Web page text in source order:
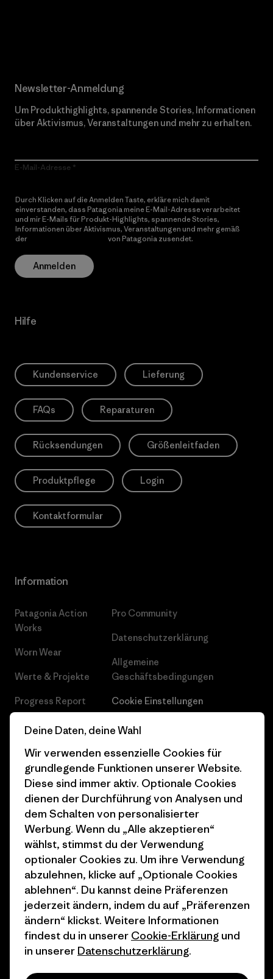
Newsletter-Anmeldung
Um Produkthighlights, spannende Stories, Informationen
über Aktivismus, Veranstaltungen und mehr zu erhalten.
E-Mail-Adresse
Durch Klicken auf die Anmelden Taste, erkläre mich damit
einverstanden, dass Patagonia meine E-Mail-Adresse verarbeitet
und mir E-Mails für Produkt-Highlights, spannende Stories,
Informationen über Aktivismus, Veranstaltungen und mehr gemäß
der
von Patagonia zusendet.
Anmelden
Hilfe
Kundenservice Lieferung
FAQs Reparaturen
Rücksendungen Größenleitfaden
Produktpflege Login
Kontaktformular
Information
Patagonia Action
Works
Worn Wear
Werte & Projekte
Progress Report
Business Unusual
Klimaziele
1% For The Planet
Wie wir finanzieren
Geschenkgutscheine
Stores in deiner
Nähe
Pro Community
Datenschutzerklärung
Allgemeine
Geschäftsbedingungen
Cookie Einstellungen
Karriere
Pressekontakt
Industry program
Affiliate-Programm
Patagonia Deutschland
Seitenverzeichnis
© 2026 Patagonia, Inc. All Rights Reserved.
Deine Daten, deine Wahl
Wir verwenden essenzielle Cookies für
grundlegende Funktionen unserer Website.
Diese sind immer aktiv. Optionale Cookies
dienen der Durchführung von Analysen und
dem Schalten von personalisierter
Werbung. Wenn du „Alle akzeptieren“
wählst, stimmst du der Verwendung
optionaler Cookies zu. Um ihre Verwendung
abzulehnen, klicke auf „Optionale Cookies
ablehnen“. Du kannst deine Präferenzen
jederzeit ändern, indem du auf „Präferenzen
ändern“ klickst. Weitere Informationen
findest du in unserer Cookie-Erklärung und
in unserer Datenschutzerklärung.